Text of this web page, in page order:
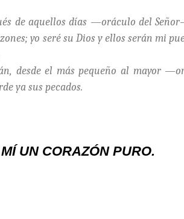
de aquellos días —oráculo del
yo seré su Dios y ellos serán mi
desde el más pequeño al mayor
ya sus pecados.
UN CORAZÓN PURO.